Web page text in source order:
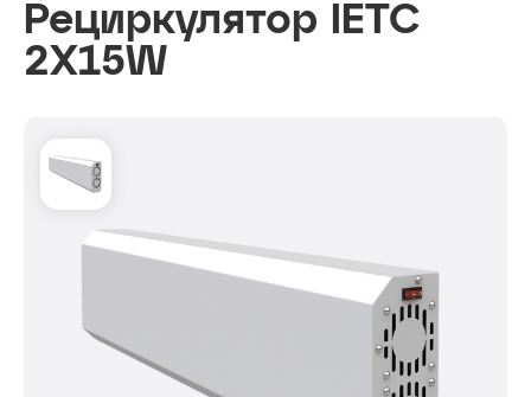
Рециркулятор IETC
2X15W